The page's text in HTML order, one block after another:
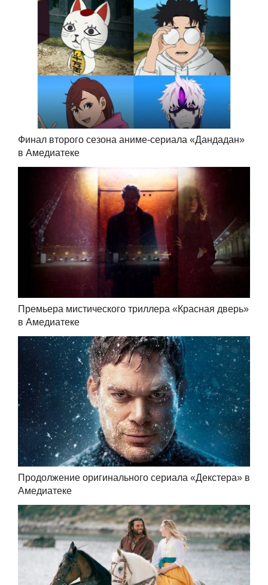
Финал второго сезона аниме-сериала «Дандадан»
в Амедиатеке
Премьера мистического триллера «Красная дверь»
в Амедиатеке
Продолжение оригинального сериала «Декстера» в
Амедиатеке